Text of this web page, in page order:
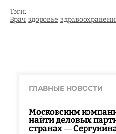
Тэги:
Врач здоровье
ГЛАВНЫЕ НОВОСТИ
Московским
найти деловых
странах —